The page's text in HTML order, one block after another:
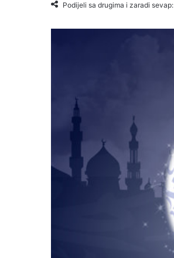
Podijeli sa drugima i zaradi sevap: